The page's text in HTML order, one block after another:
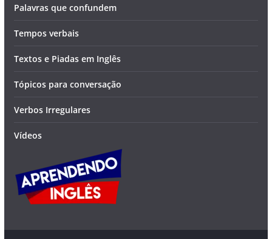
Palavras que confundem
Tempos verbais
Textos e Piadas em Inglês
Tópicos para conversação
Verbos Irregulares
Vídeos